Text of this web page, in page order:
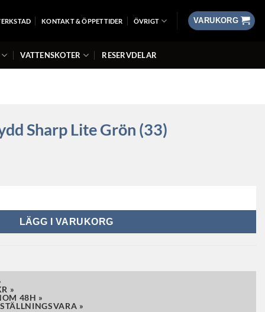
KONTAKT & ÖPPETTIDER ÖVRIGT VARUKORG
VATTENSKOTER RESERVDELAR
Sharp Lite Grön (33)
grön (33) mängd
LÄGG I VARUKORG
»
48H »
»